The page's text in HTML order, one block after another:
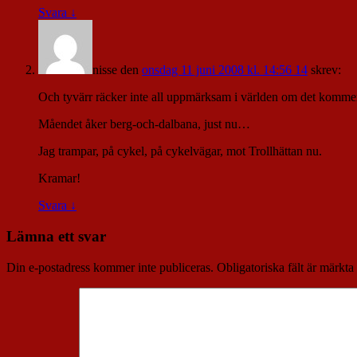
Svara ↓
nisse den onsdag 11 juni 2008 kl. 14:56 14 skrev:
Och tyvärr räcker inte all uppmärksam i världen om det
Måendet åker berg-och-dalbana, just nu…
Jag trampar, på cykel, på cykelvägar, mot Trollhättan nu.
Kramar!
Svara ↓
Lämna ett svar
Din e-postadress kommer inte publiceras. Obligatoriska fält är märkta